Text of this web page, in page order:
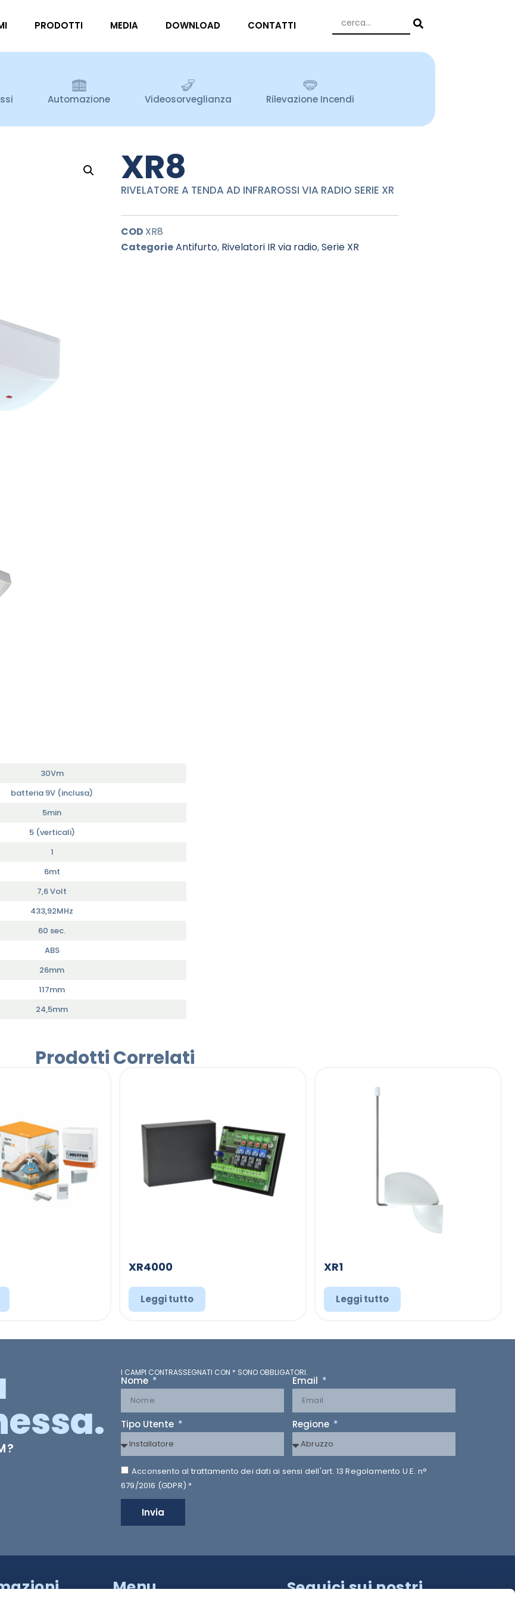
PRODOTTI MEDIA DOWNLOAD CONTATTI
Automazione Videosorveglianza Rilevazione Incendi
XR8
RIVELATORE A TENDA AD INFRAROSSI VIA RADIO SERIE XR
COD XR8
CategorieAntifurto, Rivelatori IR via radio,Serie XR
30Vm
batteria 9V (inclusa)
5min
5 (verticali)
1
6mt
7,6 Volt
433,92MHz
60 sec.
ABS
26mm
117mm
24,5mm
Prodotti Correlati
XR4000
Leggi tutto
XR1
Leggi tutto
I CAMPI CONTRASSEGNATI CON * SONO OBBLIGATORI.
Nome Email
Tipo Utente Regione
Acconsento al trattamento dei dati ai sensi dell'art. 13 Regolamento U.E. n°
679/2016 (GDPR) *
Invia
Menu
Seguici sui nostri